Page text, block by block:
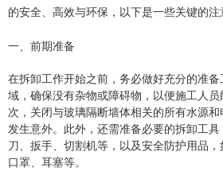
的安全、高效与环保，以下是一些关键的注
一、前期准备
在拆卸工作开始之前，务必做好充分的准
域，确保没有杂物或障碍物，以便施工人
次，关闭与玻璃隔断墙体相关的所有水源
发生意外。此外，还需准备必要的拆卸工
刀、扳手、切割机等，以及安全防护用品
口罩、耳塞等。